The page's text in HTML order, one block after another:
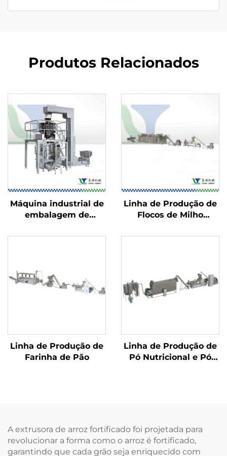
Produtos Relacionados
Máquina industrial de
embalagem de
Linha de Produção de
Flocos de Milho
Salgadinhos
Linha de Produção de
Farinha de Pão
Linha de Produção de
Pó Nutricional e Pó
A extrusora de arroz fortificado foi projetada para
revolucionar a forma como o arroz é fortificado,
garantindo que cada grão seja enriquecido com